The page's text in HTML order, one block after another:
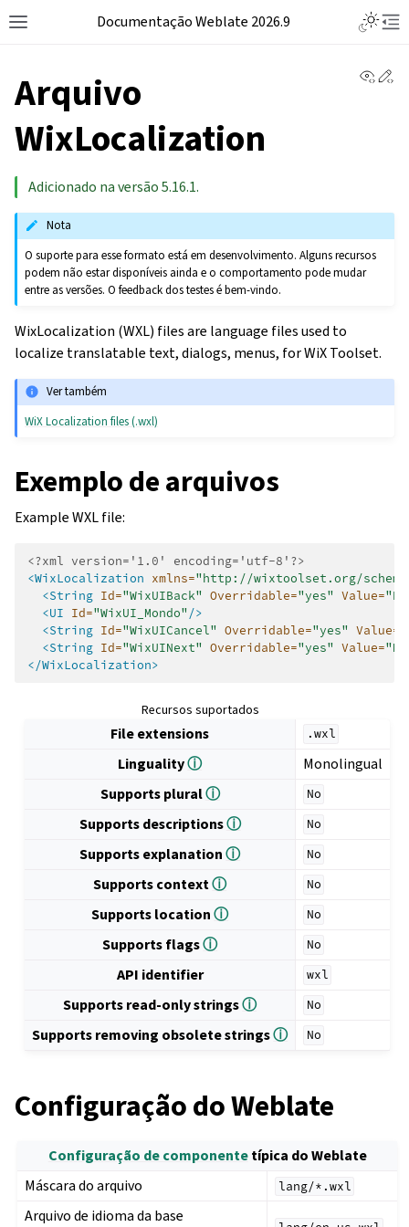
Documentação Weblate 2026.9
Arquivo
WixLocalization
Adicionado na versão 5.16.1.
Nota
O suporte para esse formato está em desenvolvimento. Alguns recursos
podem não estar disponíveis ainda e o comportamento pode mudar
entre as versões. O feedback dos testes é bem-vindo.
WixLocalization (WXL) files are language files used to
localize translatable text, dialogs, menus, for WiX Toolset.
Ver também
WiX Localization files (.wxl)
Exemplo de arquivos
Example WXL file:
<?xml version='1.0' encoding='utf-8'?>
<WixLocalization xmlns="http://wixtoolset.org/
<String Id="WixUIBack" Overridable="yes" Value=
<UI Id="WixUI_Mondo"/>
<String Id="WixUICancel" Overridable="yes" Value=
<String Id="WixUINext" Overridable="yes" Value=
</WixLocalization>
Recursos suportados
File extensions .wxl
Lingualityⓘ
Monolingual
Supports pluralⓘ No
Supports descriptionsⓘ No
Supports explanationⓘ No
Supports contextⓘ No
Supports locationⓘ No
Supports flagsⓘ No
API identifier wxl
Supports read-only stringsⓘ No
Supports removing obsolete stringsⓘ No
Configuração do Weblate
Configuração de componentetípica do Weblate
Máscara do arquivo
lang/*.wxl
Arquivo de idioma da base